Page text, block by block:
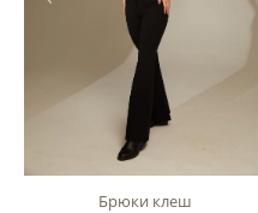
Брюки клеш